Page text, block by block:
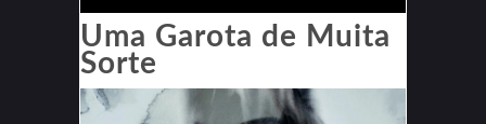
Uma Garota de Muita
Sorte